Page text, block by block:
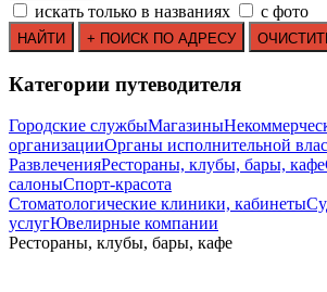
искать только в названиях с фото
Категории путеводителя
Городские службыМагазины
организацииОрганы исполнительной
РазвлеченияРестораны, клубы, бары, кафе
салоныСпорт-красота
Стоматологические клиники, кабинеты
услугЮвелирные компании
Рестораны, клубы, бары, кафе